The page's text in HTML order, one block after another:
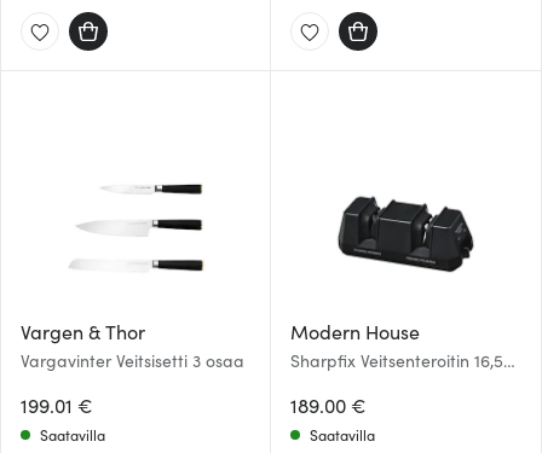
Vargen & Thor
Vargavinter Veitsisetti 3 osaa
199.01 €
Saatavilla
Modern House
Sharpfix Veitsenteroitin 16,5
189.00 €
Saatavilla